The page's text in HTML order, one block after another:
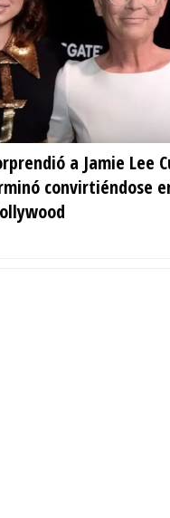
a Jamie Lee
convirtiéndose